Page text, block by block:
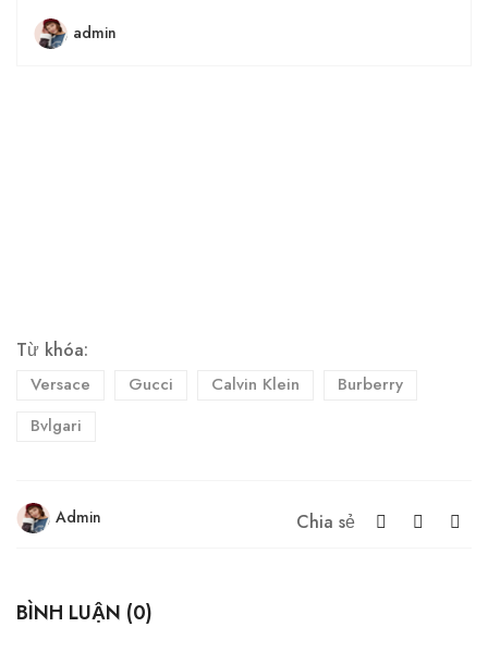
admin
Từ khóa:
Versace Gucci Calvin Klein
Burberry
Bvlgari
Admin Chia sẻ
BÌNH LUẬN (0)